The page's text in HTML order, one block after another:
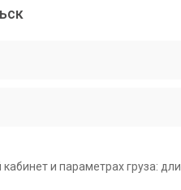
и параметрах груза: